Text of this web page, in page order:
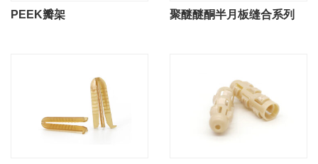
PEEK瓣架 聚醚醚酮半月板缝合系列